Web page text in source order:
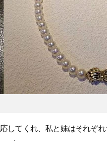
してくれ、私と妹はそれぞ